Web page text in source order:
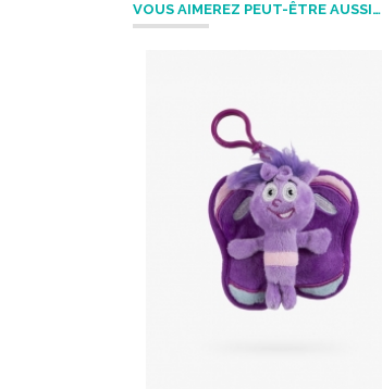
VOUS AIMEREZ PEUT-ÊTRE AUSSI…